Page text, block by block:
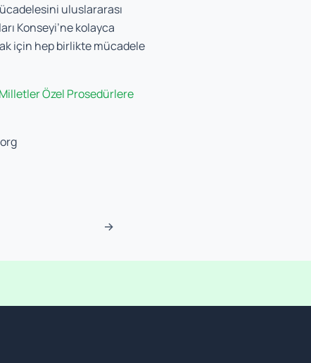
uluslararası
Konseyi’ne kolayca
için hep birlikte mücadele
Özel Prosedürlere
→